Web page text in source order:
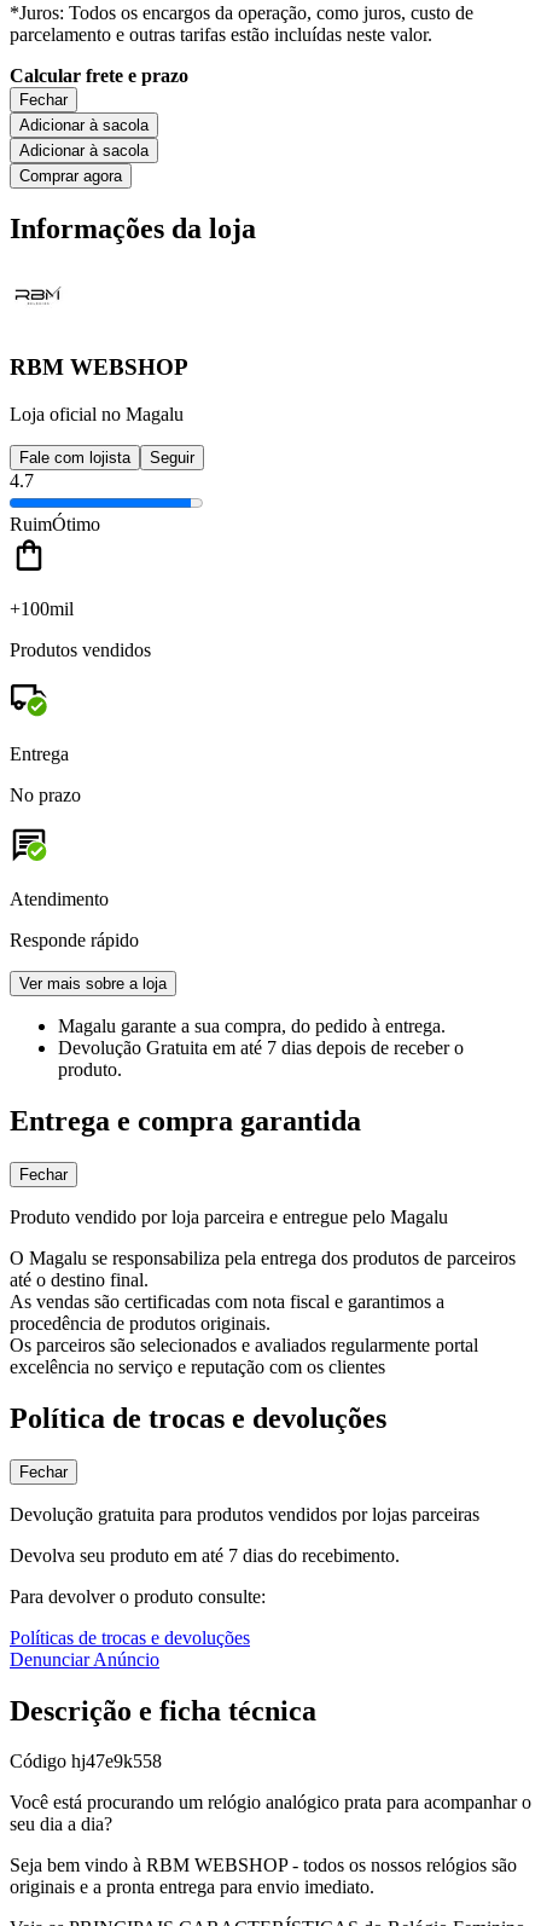
*Juros: Todos os encargos da operação, como juros, custo de
parcelamento e outras tarifas estão incluídas neste valor.
Calcular frete e prazo
Fechar
Adicionar à sacola
Adicionar à sacola
Comprar agora
Informações da loja
RBM WEBSHOP
Loja oficial no Magalu
Fale com lojista Seguir
4.7
RuimÓtimo
+100mil
Produtos vendidos
Entrega
No prazo
Atendimento
Responde rápido
Ver mais sobre a loja
Magalu garante a sua compra, do pedido à entrega.
Devolução Gratuita em até 7 dias depois de receber o
produto.
Entrega e compra garantida
Fechar
Produto vendido por loja parceira e entregue pelo Magalu
O Magalu se responsabiliza pela entrega dos produtos de parceiros
até o destino final.
As vendas são certificadas com nota fiscal e garantimos a
procedência de produtos originais.
Os parceiros são selecionados e avaliados regularmente portal
excelência no serviço e reputação com os clientes
Política de trocas e devoluções
Fechar
Devolução gratuita para produtos vendidos por lojas parceiras
Devolva seu produto em até 7 dias do recebimento.
Para devolver o produto consulte:
Políticas de trocas e devoluções
Denunciar Anúncio
Descrição e ficha técnica
Código hj47e9k558
Você está procurando um relógio analógico prata para acompanhar o
seu dia a dia?
Seja bem vindo à RBM WEBSHOP - todos os nossos relógios são
originais e a pronta entrega para envio imediato.